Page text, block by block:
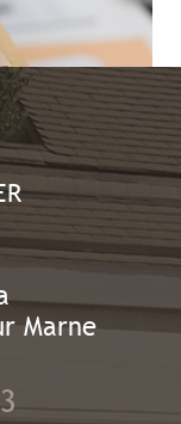
Marne